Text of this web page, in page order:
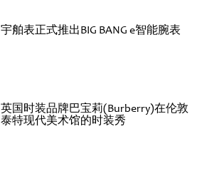
宇舶表正式推出BIG BANG e智能腕表
英国时装品牌巴宝莉(Burberry)在伦敦
泰特现代美术馆的时装秀